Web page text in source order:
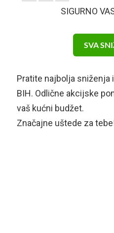
SIGURNO
SVA
Pratite najbolja sniženja
BIH. Odlične akcijske
vaš kućni budžet.
Značajne uštede za